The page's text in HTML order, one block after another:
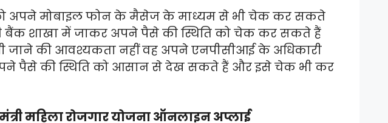
अपने मोबाइल फोन के मैसेज के माध्यम से भी चेक कर सकते
बैंक शाखा में जाकर अपने पैसे की स्थिति को चेक कर सकते हैं
जाने की आवश्यकता नहीं वह अपने एनपीसीआई के अधिकारी
पैसे की स्थिति को आसान से देख सकते हैं और इसे चेक भी कर
महिला रोजगार योजना ऑनलाइन अप्लाई